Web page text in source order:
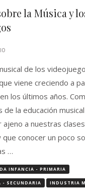
la Música y
SOBRE
MÚSICA
Y
VIDEOJUEGOS
de los
viene creciendo a
los últimos años.
de la educación
ajeno a nuestras
que conocer un poco
…
INFANCIA - PRIMARIA
- SECUNDARIA INDUSTRIA